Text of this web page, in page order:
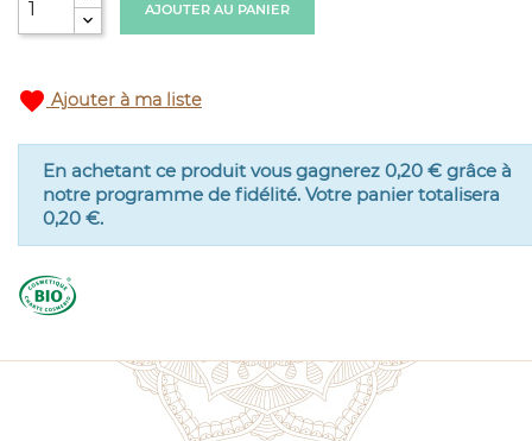
AJOUTER AU PANIER
favorite Ajouter à ma liste
En achetant ce produit vous gagnerez 0,20 € grâce à
notre programme de fidélité. Votre panier totalisera
0,20 €.